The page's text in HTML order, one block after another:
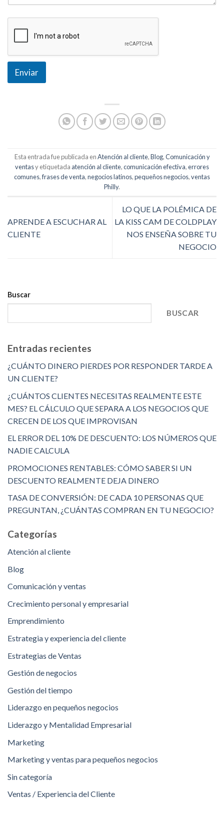
Enviar
Esta entrada fue publicada enAtención al cliente,Blog,Comunicación y
ventasy etiquetada atención al cliente,comunicación efectiva,errores
comunes,frases de venta,negocios latinos,pequeños negocios,ventas
Philly.
APRENDE A ESCUCHAR AL
CLIENTE
LO QUE LA POLÉMICA DE
LA KISS CAM DE COLDPLAY
NOS ENSEÑA SOBRE TU
NEGOCIO
Buscar
BUSCAR
Entradas recientes
¿CUÁNTO DINERO PIERDES POR RESPONDER TARDE A
UN CLIENTE?
¿CUÁNTOS CLIENTES NECESITAS REALMENTE ESTE
MES? EL CÁLCULO QUE SEPARA A LOS NEGOCIOS QUE
CRECEN DE LOS QUE IMPROVISAN
EL ERROR DEL 10% DE DESCUENTO: LOS NÚMEROS QUE
NADIE CALCULA
PROMOCIONES RENTABLES: CÓMO SABER SI UN
DESCUENTO REALMENTE DEJA DINERO
TASA DE CONVERSIÓN: DE CADA 10 PERSONAS QUE
PREGUNTAN, ¿CUÁNTAS COMPRAN EN TU NEGOCIO?
Categorías
Atención al cliente
Blog
Comunicación y ventas
Crecimiento personal y empresarial
Emprendimiento
Estrategia y experiencia del cliente
Estrategias de Ventas
Gestión de negocios
Gestión del tiempo
Liderazgo en pequeños negocios
Liderazgo y Mentalidad Empresarial
Marketing
Marketing y ventas para pequeños negocios
Sin categoría
Ventas / Experiencia del Cliente